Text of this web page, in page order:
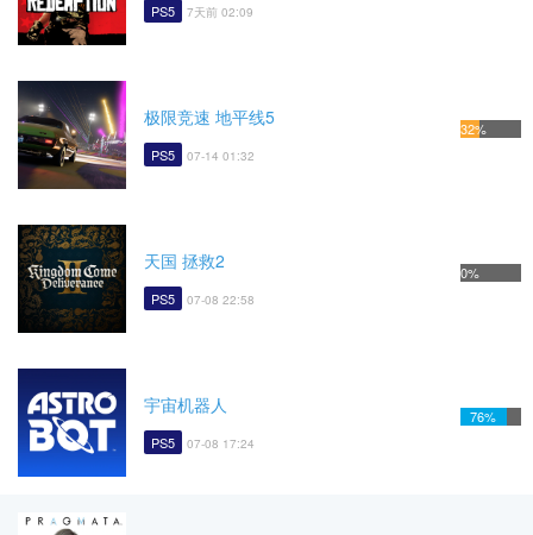
PS5 7天前 02:09
极限竞速 地平线5
PS5 07-14 01:32
32%
天国 拯救2
PS5 07-08 22:58
0%
宇宙机器人
PS5 07-08 17:24
76%